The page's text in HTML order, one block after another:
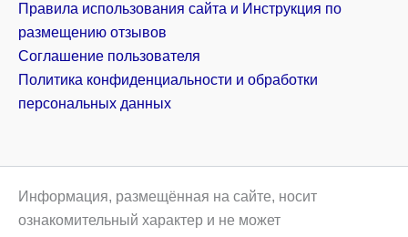
Правила использования сайта и Инструкция по
размещению отзывов
Соглашение пользователя
Политика конфиденциальности и обработки
персональных данных
Информация, размещённая на сайте, носит
ознакомительный характер и не может